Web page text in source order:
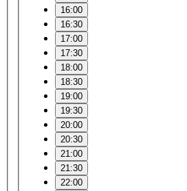
16:00
16:30
17:00
17:30
18:00
18:30
19:00
19:30
20:00
20:30
21:00
21:30
22:00